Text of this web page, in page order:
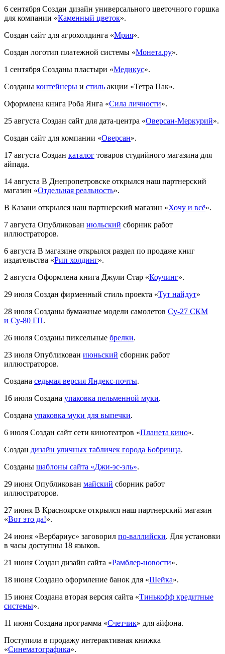
6 сентября Создан дизайн универсального цветочного горшка
для компании «Каменный цветок».
Создан сайт для агрохолдинга «Мрия».
Создан логотип платежной системы «Монета.ру».
1 сентября Созданы пластыри «Медикус».
Созданы контейнеры и стиль акции «Тетра Пак».
Оформлена книга Роба Янга «Сила личности».
25 августа Создан сайт для дата-центра «Оверсан-Меркурий».
Создан сайт для компании «Оверсан».
17 августа Создан каталог товаров студийного магазина для
айпада.
14 августа В Днепропетровске открылся наш партнерский
магазин «Отдельная реальность».
В Казани открылся наш партнерский магазин «Хочу и всё».
7 августа Опубликован июльский сборник работ
иллюстраторов.
6 августа В магазине открылся раздел по продаже книг
издательства «Рип холдинг».
2 августа Оформлена книга Джули Стар «Коучинг».
29 июля Создан фирменный стиль проекта «Тут найдут»
28 июля Созданы бумажные модели самолетов Су-27 СКМ
и Су-80 ГП.
26 июля Созданы пиксельные брелки.
23 июля Опубликован июньский сборник работ
иллюстраторов.
Создана седьмая версия Яндекс-почты.
16 июля Создана упаковка пельменной муки.
Создана упаковка муки для выпечки.
6 июля Создан сайт сети кинотеатров «Планета кино».
Создан дизайн уличных табличек города Бобринца.
Созданы шаблоны сайта «Джи-эс-эль».
29 июня Опубликован майский сборник работ
иллюстраторов.
27 июня В Красноярске открылся наш партнерский магазин
«Вот это да!».
24 июня «Вербариус» заговорил по-валлийски. Для установки
в часы доступны 18 языков.
21 июня Создан дизайн сайта «Рамблер-новости».
18 июня Создано оформление банок для «Шейка».
15 июня Создана вторая версия сайта «Тинькофф кредитные
системы».
11 июня Создана программа «Счетчик» для айфона.
Поступила в продажу интерактивная книжка
«Синематографика».